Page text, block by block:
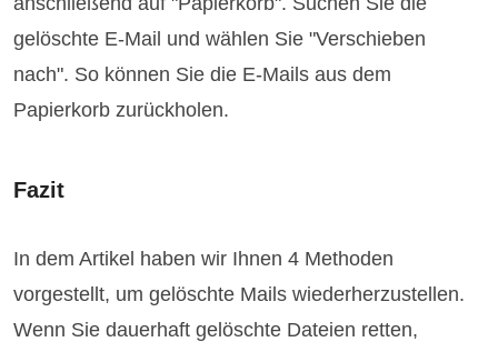
gelöschte E-Mail und wählen Sie "Verschieben
nach". So können Sie die E-Mails aus dem
Papierkorb zurückholen.
Fazit
In dem Artikel haben wir Ihnen 4 Methoden
vorgestellt, um gelöschte Mails wiederherzustellen.
Wenn Sie dauerhaft gelöschte Dateien retten,